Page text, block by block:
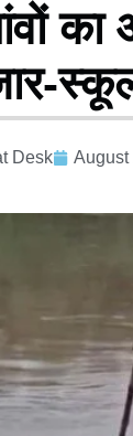
Desk August